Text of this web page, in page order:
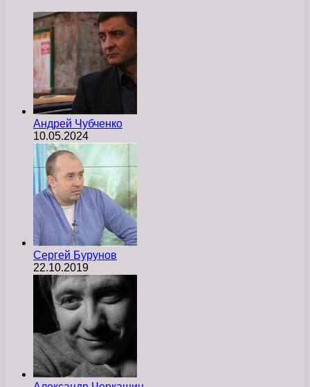
Андрей Чубченко
10.05.2024
Сергей Бурунов
22.10.2019